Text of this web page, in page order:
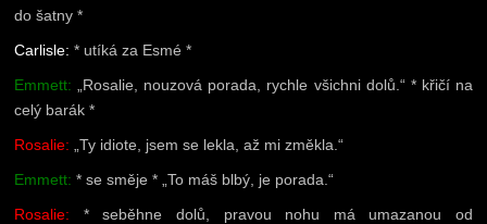
do šatny *
Carlisle:* utíká za Esmé *
Emmett: „Rosalie, nouzová porada, rychle všichni dolů.“ * křičí na
celý barák *
Rosalie:
„Ty idiote, jsem se lekla, až mi změkla.“
Emmett: * se směje * „To máš blbý, je porada.“
Rosalie: * seběhne dolů, pravou nohu má umazanou od